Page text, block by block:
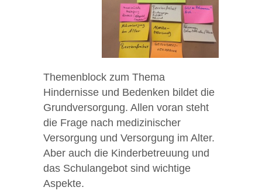
Themenblock zum Thema
Hindernisse und Bedenken bildet die
Grundversorgung. Allen voran steht
die Frage nach medizinischer
Versorgung und Versorgung im Alter.
Aber auch die Kinderbetreuung und
das Schulangebot sind wichtige
Aspekte.